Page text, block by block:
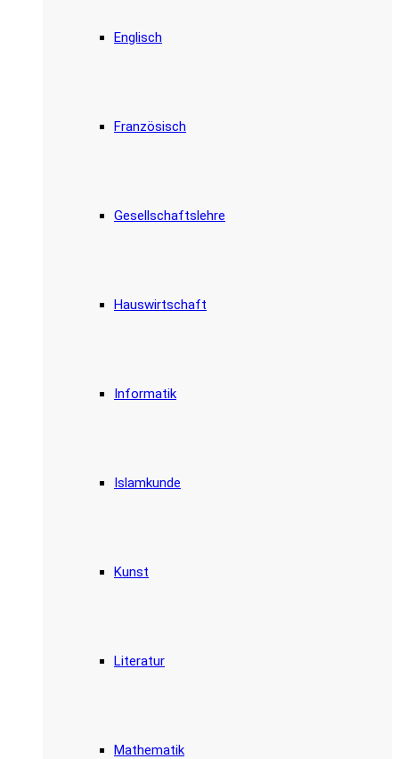
Englisch
Französisch
Gesellschaftslehre
Hauswirtschaft
Informatik
Islamkunde
Kunst
Literatur
Mathematik